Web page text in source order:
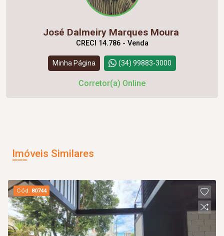
José Dalmeiry Marques Moura
CRECI 14.786 - Venda
Minha Página (34) 99883-3000
Corretor(a) Online
Imóveis Similares
Cód. 80744